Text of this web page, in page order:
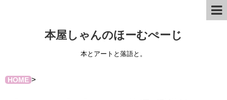
本屋しゃんのほーむぺーじ
本とアートと落語と。
HOME>